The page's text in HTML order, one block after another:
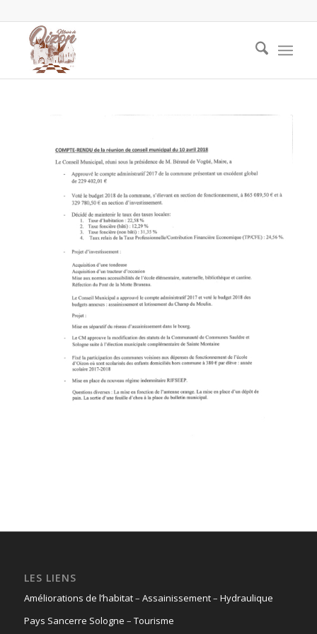
LES LIENS
Améliorations de l’habitat– Assainissement– Hydraulique
Pays Sancerre Sologne – Tourisme